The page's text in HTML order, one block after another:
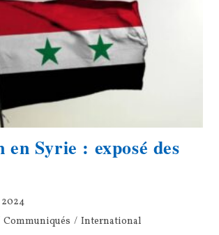
en Syrie : exposé des
Communiqués / International